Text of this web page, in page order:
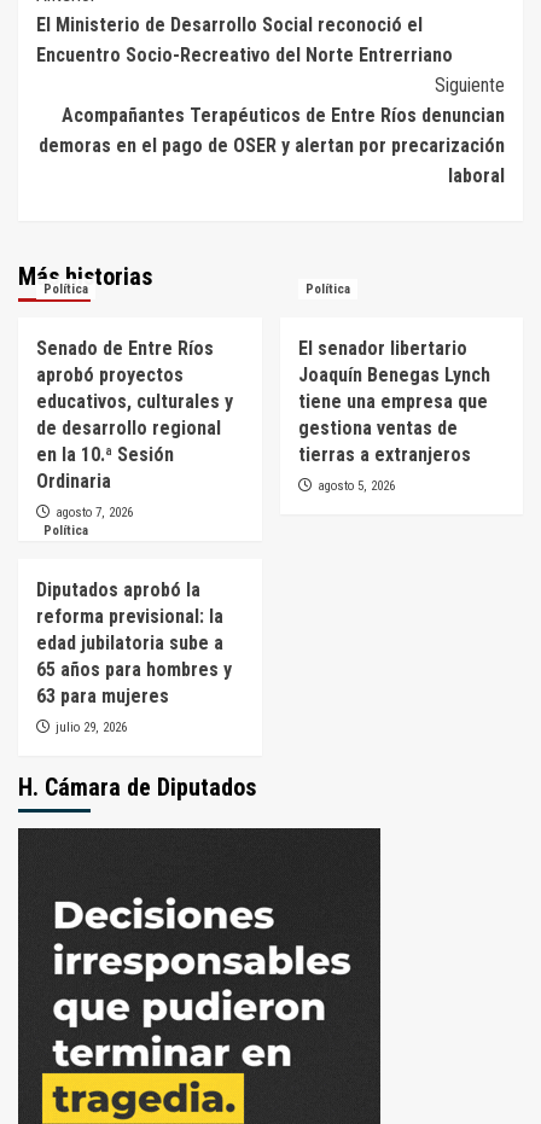
de
El Ministerio de Desarrollo Social reconoció el
Encuentro Socio-Recreativo del Norte Entrerriano
Siguiente
Acompañantes Terapéuticos de Entre Ríos denuncian
demoras en el pago de OSER y alertan por precarización
laboral
Más historias
Política
Senado de Entre Ríos
aprobó proyectos
educativos, culturales y
de desarrollo regional
en la 10.ª Sesión
Ordinaria
agosto 7, 2026
Política
El senador libertario
Joaquín Benegas Lynch
tiene una empresa que
gestiona ventas de
tierras a extranjeros
agosto 5, 2026
Política
Diputados aprobó la
reforma previsional: la
edad jubilatoria sube a
65 años para hombres y
63 para mujeres
julio 29, 2026
H. Cámara de Diputados